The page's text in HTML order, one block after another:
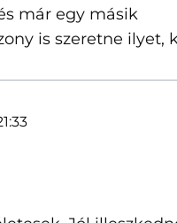
már egy másik
is szeretne ilyet,
csillagok